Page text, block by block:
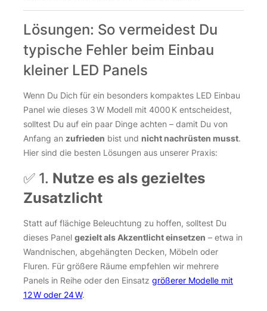
Lösungen: So vermeidest Du
typische Fehler beim Einbau
kleiner LED Panels
Wenn Du Dich für ein besonders kompaktes LED Einbau
Panel wie dieses 3 W Modell mit 4000 K entscheidest,
solltest Du auf ein paar Dinge achten – damit Du von
Anfang an zufrieden bist und nicht nachrüsten musst.
Hier sind die besten Lösungen aus unserer Praxis:
✅ 1. Nutze es als gezieltes
Zusatzlicht
Statt auf flächige Beleuchtung zu hoffen, solltest Du
dieses Panel gezielt als Akzentlicht einsetzen – etwa in
Wandnischen, abgehängten Decken, Möbeln oder
Fluren. Für größere Räume empfehlen wir mehrere
Panels in Reihe oder den Einsatz größerer Modelle mit
12 W oder 24 W.